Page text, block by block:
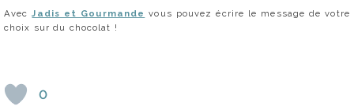
AvecJadis et Gourmande vous pouvez écrire le message de votre
choix sur du chocolat !
0